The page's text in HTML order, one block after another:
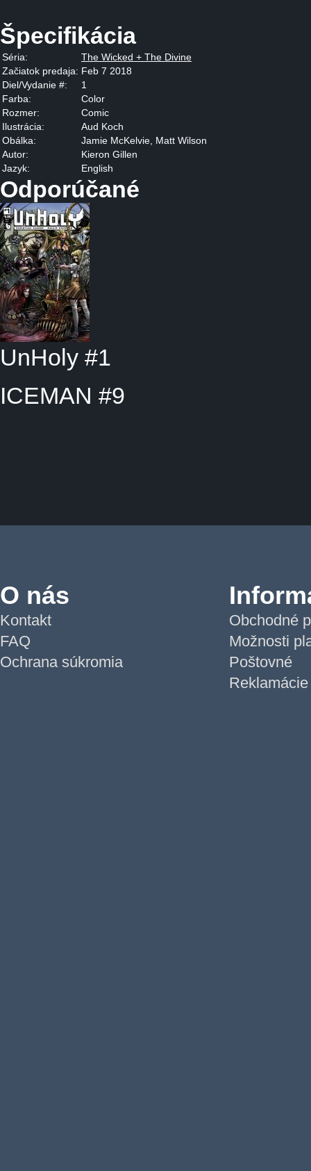
Špecifikácia
Séria:
The Wicked + The Divine
Začiatok predaja: Feb 7 2018
Diel/Vydanie #:
1
Farba:
Color
Rozmer:
Comic
Ilustrácia:
Aud Koch
Obálka:
Jamie McKelvie, Matt Wilson
Autor:
Kieron Gillen
Jazyk:
English
Odporúčané
UnHoly #1
ICEMAN #9
O nás
Kontakt
FAQ
Ochrana súkromia
Obchodné
Možnosti
Poštovné
Reklamácie